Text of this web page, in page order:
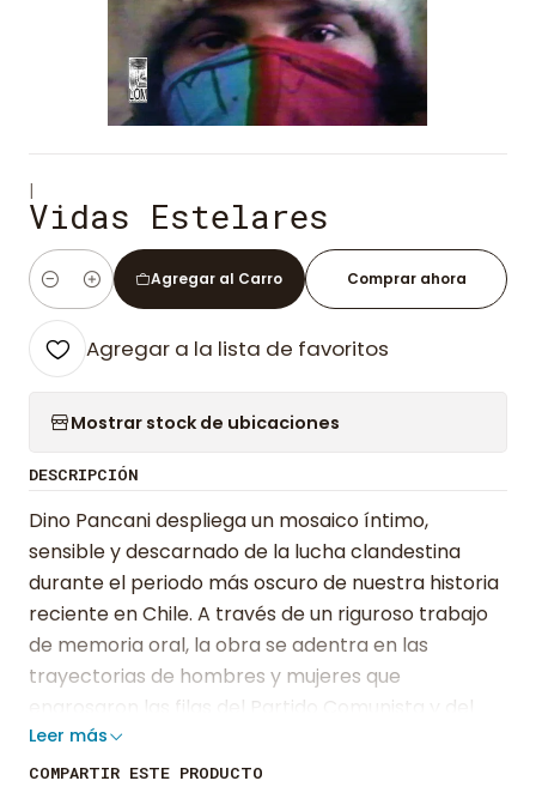
|
Vidas Estelares
Cantidad
Agregar al Carro Comprar ahora
Agregar a la lista de favoritos
Mostrar stock de ubicaciones
DESCRIPCIÓN
Dino Pancani despliega un mosaico íntimo,
sensible y descarnado de la lucha clandestina
durante el periodo más oscuro de nuestra historia
reciente en Chile. A través de un riguroso trabajo
de memoria oral, la obra se adentra en las
trayectorias de hombres y mujeres que
engrosaron las filas del Partido Comunista y del
Frente Patriótico Manuel Rodríguez durante la
dictadura cívico-militar. Lejos del panfleto o de la
Leer más
COMPARTIR ESTE PRODUCTO